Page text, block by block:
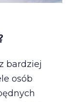
bardziej
osób